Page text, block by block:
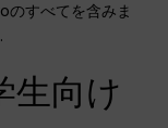
のすべてを含みま
生向け